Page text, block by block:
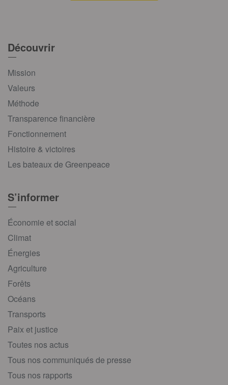
Découvrir
Mission
Valeurs
Méthode
Transparence financière
Fonctionnement
Histoire & victoires
Les bateaux de Greenpeace
S’informer
Économie et social
Climat
Énergies
Agriculture
Forêts
Océans
Transports
Paix et justice
Toutes nos actus
Tous nos communiqués de presse
Tous nos rapports